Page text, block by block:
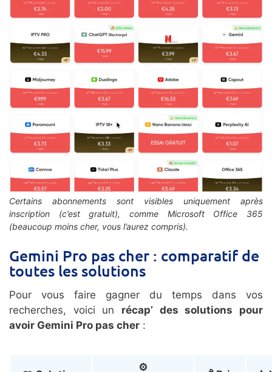
Certains abonnements sont visibles uniquement après
inscription (c’est gratuit), comme Microsoft Office 365
(beaucoup moins cher, vous l’aurez compris).
Gemini Pro pas cher : comparatif de
toutes les solutions
Pour vous faire gagner du temps dans vos
recherches, voici un récap’ des solutions pour
avoir Gemini Pro pas cher :
⚙️